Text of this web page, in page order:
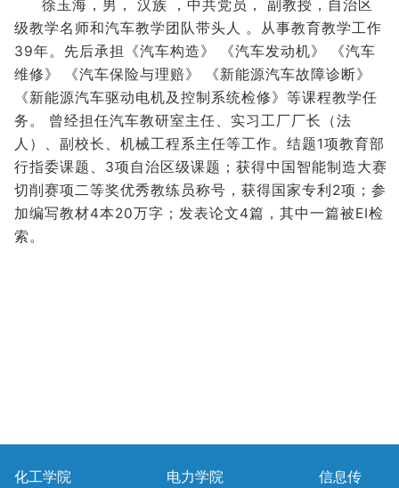
徐玉海，男， 汉族 ，中共党员， 副教授，自治区
级教学名师和汽车教学团队带头人 。从事教育教学工作
39年。先后承担《汽车构造》 《汽车发动机》 《汽车
维修》 《汽车保险与理赔》 《新能源汽车故障诊断》
《新能源汽车驱动电机及控制系统检修》等课程教学任
务。 曾经担任汽车教研室主任、实习工厂厂长（法
人）、副校长、机械工程系主任等工作。结题1项教育部
行指委课题、3项自治区级课题；获得中国智能制造大赛
切削赛项二等奖优秀教练员称号，获得国家专利2项；参
加编写教材4本20万字；发表论文4篇，其中一篇被EI检
索。
化工学院 电力学院
信息传